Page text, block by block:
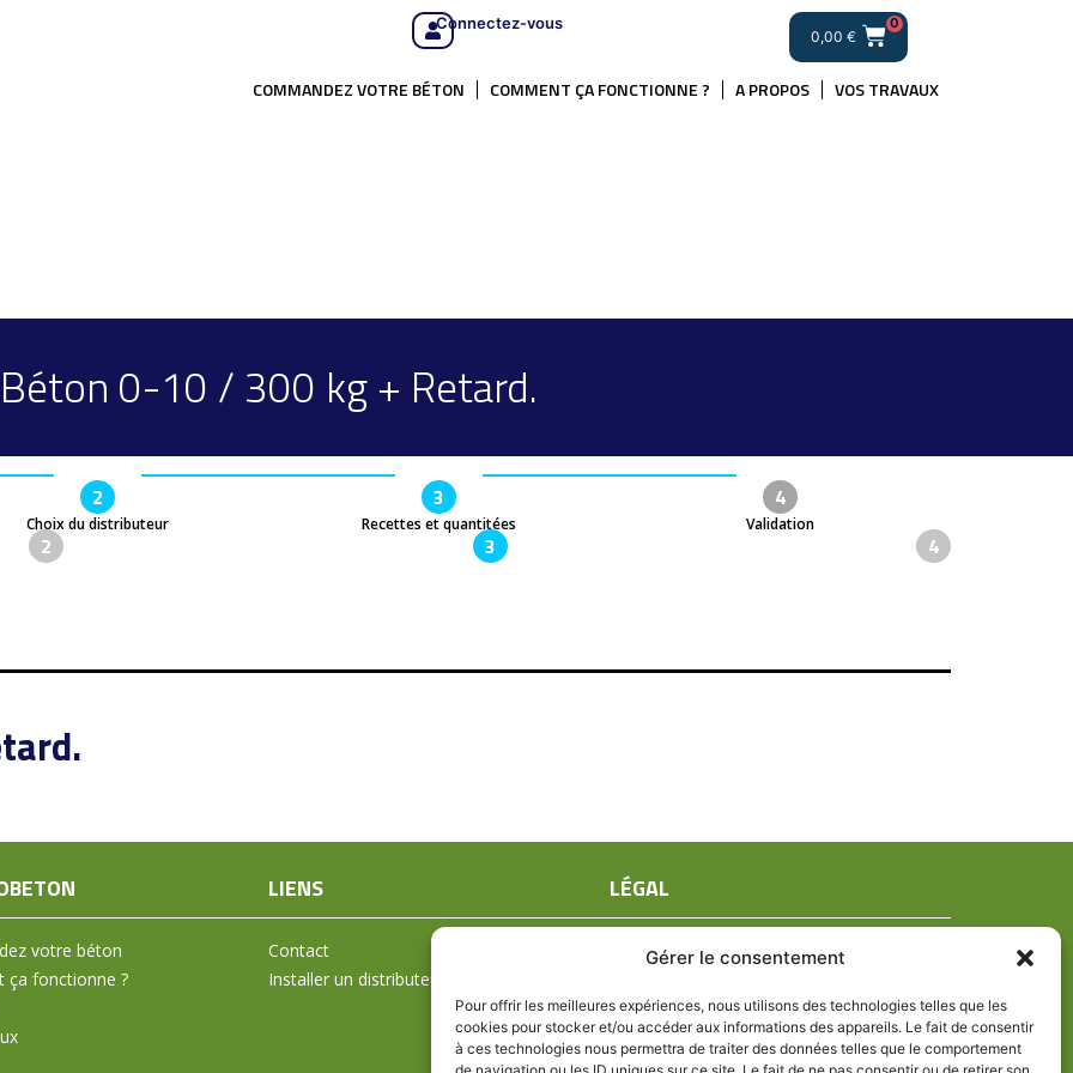
Gérer le consentement
Pour offrir les meilleures expériences, nous utilisons des technologies telles que les
cookies pour stocker et/ou accéder aux informations des appareils. Le fait de consentir
à ces technologies nous permettra de traiter des données telles que le comportement
Connectez-vous
0,00 €
0
COMMANDEZ VOTRE BÉTON COMMENT ÇA FONCTIONNE ? A PROPOS VOS TRAVAUX
Béton 0-10 / 300 kg + Retard.
2
Choix du distributeur
3
Recettes et quantitées
4
Validation
2 3 4
votre béton
ça fonctionne ?
LIENS
Contact
Installer un distributeur
LÉGAL
Mentions légales
Politique de confidentialité
Politique de cookies (UE)